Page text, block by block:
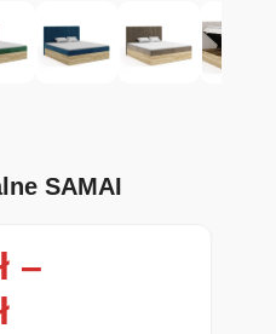
SAMAI
–
Zakres cen: